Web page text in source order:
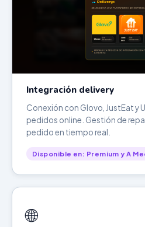
Integración delivery
Conexión con Glovo, JustEat y
pedidos online. Gestión de
pedido en tiempo real.
Disponible en: Premium y A
🌐